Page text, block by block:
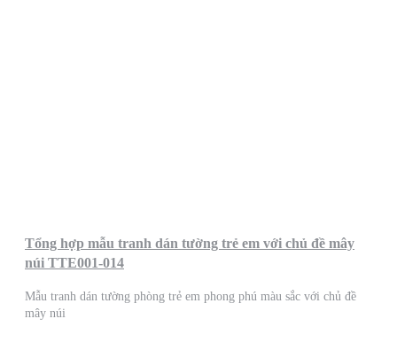
Tổng hợp mẫu tranh dán tường trẻ em với chủ đề mây
núi TTE001-014
Mẫu tranh dán tường phòng trẻ em phong phú màu sắc với chủ đề
mây núi